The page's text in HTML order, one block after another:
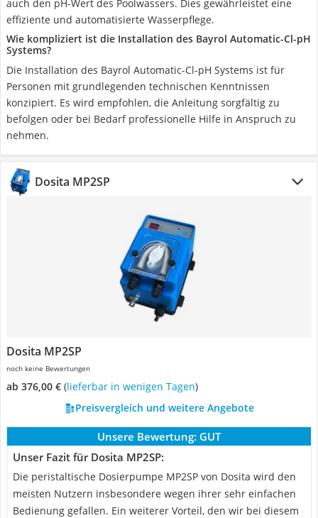
auch den pH-Wert des Poolwassers. Dies gewährleistet eine
effiziente und automatisierte Wasserpflege.
Wie kompliziert ist die Installation des Bayrol Automatic-Cl-pH
Systems?
Die Installation des Bayrol Automatic-Cl-pH Systems ist für
Personen mit grundlegenden technischen Kenntnissen
konzipiert. Es wird empfohlen, die Anleitung sorgfältig zu
befolgen oder bei Bedarf professionelle Hilfe in Anspruch zu
nehmen.
Dosita MP2SP
Dosita MP2SP
noch keine Bewertungen
ab 376,00 € ( Lieferbar in wenigen Tagen)
Preisvergleich und weitere Angebote
Unsere Bewertung: GUT
Unser Fazit für Dosita MP2SP:
Die peristaltische Dosierpumpe MP2SP von Dosita wird den
meisten Nutzern insbesondere wegen ihrer sehr einfachen
Bedienung gefallen. Ein weiterer Vorteil, den wir bei diesem